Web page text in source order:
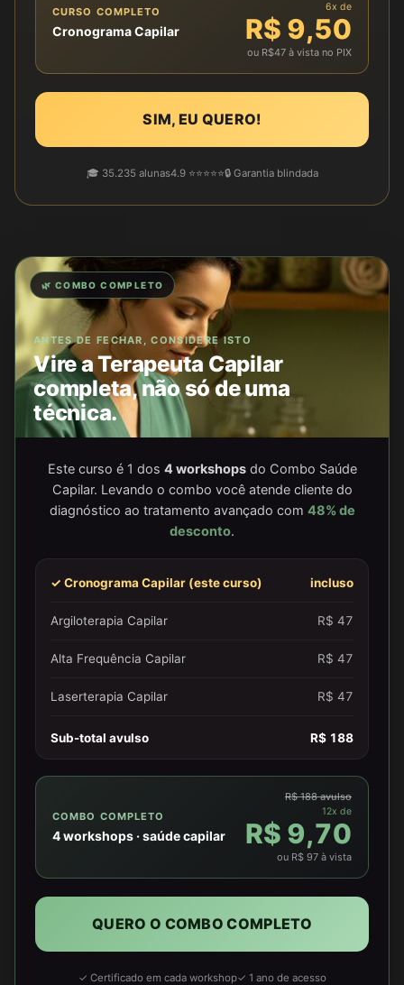
CURSO COMPLETO
Cronograma Capilar
6x de
R$ 9,50
ou R$47 à vista no PIX
SIM, EU QUERO!
🎓 35.235 alunas4.9 ⭐⭐⭐⭐⭐🔒 Garantia blindada
🌿 COMBO COMPLETO
ANTES DE FECHAR, CONSIDERE ISTO
Vire a Terapeuta Capilar
completa, não só de uma
técnica.
Este curso é 1 dos 4 workshopsdo Combo Saúde
Capilar. Levando o combo você atende cliente do
diagnóstico ao tratamento avançado com 48% de
desconto.
✓ Cronograma Capilar (este curso) incluso
Argiloterapia Capilar R$ 47
Alta Frequência Capilar R$ 47
Laserterapia Capilar R$ 47
Sub-total avulso R$ 188
COMBO COMPLETO
4 workshops · saúde capilar
R$ 188 avulso
12x de
R$ 9,70
ou R$ 97 à vista
QUERO O COMBO COMPLETO
✓ Certificado em cada workshop✓ 1 ano de acesso